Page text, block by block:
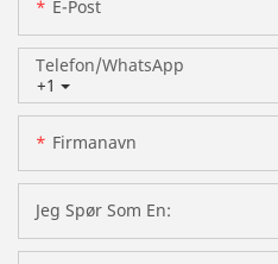
E-Post
+1
Telefon/whatsApp
Firmanavn
Jeg Spør Som En: